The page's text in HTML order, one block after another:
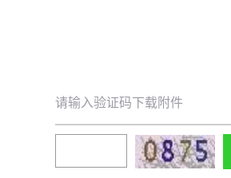
请输入验证码下载附件